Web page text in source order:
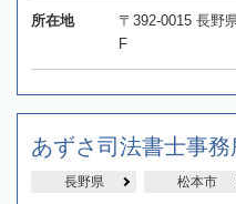
所在地
〒392-0015 長野
F
あずさ司法書士事務
長野県 松本市